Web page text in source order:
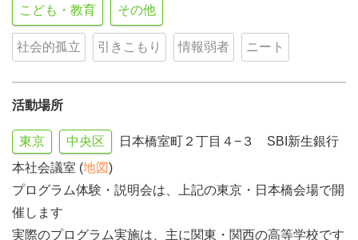
こども・教育 その他
社会的孤立 引きこもり 情報弱者 ニート
活動場所
東京 中央区
日本橋室町２丁目４−３ SBI新生銀行
本社会議室 (地図)
プログラム体験・説明会は、上記の東京・日本橋会場で開
催します
実際のプログラム実施は、主に関東・関西の高等学校です